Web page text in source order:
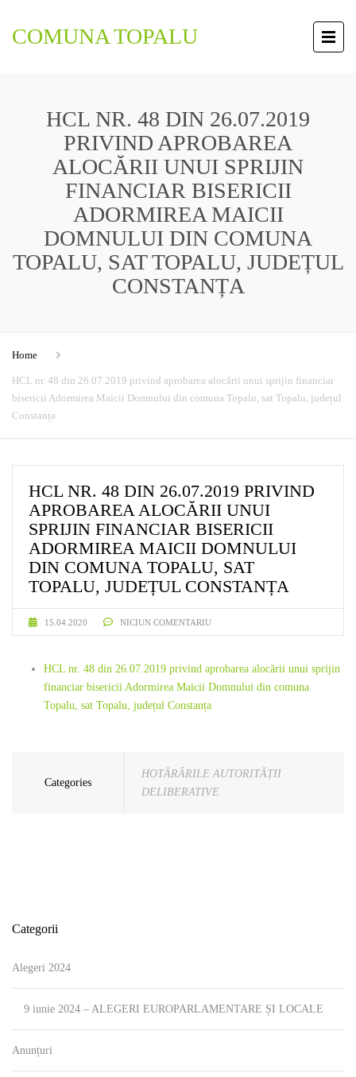
COMUNA TOPALU
HCL NR. 48 DIN 26.07.2019
PRIVIND APROBAREA
ALOCĂRII UNUI SPRIJIN
FINANCIAR BISERICII
ADORMIREA MAICII
DOMNULUI DIN COMUNA
TOPALU, SAT TOPALU, JUDEȚUL
CONSTANȚA
Home
HCL nr. 48 din 26.07.2019 privind aprobarea alocării unui sprijin financiar
bisericii Adormirea Maicii Domnului din comuna Topalu, sat Topalu, județul
Constanța
HCL NR. 48 DIN 26.07.2019 PRIVIND
APROBAREA ALOCĂRII UNUI
SPRIJIN FINANCIAR BISERICII
ADORMIREA MAICII DOMNULUI
DIN COMUNA TOPALU, SAT
TOPALU, JUDEȚUL CONSTANȚA
15.04.2020 NICIUN COMENTARIU
HCL nr. 48 din 26.07.2019 privind aprobarea alocării unui sprijin
financiar bisericii Adormirea Maicii Domnului din comuna
Topalu, sat Topalu, județul Constanța
Categories
HOTĂRÂRILE AUTORITĂȚII
DELIBERATIVE
Categorii
Alegeri 2024
9 iunie 2024 – ALEGERI EUROPARLAMENTARE ȘI LOCALE
Anunțuri